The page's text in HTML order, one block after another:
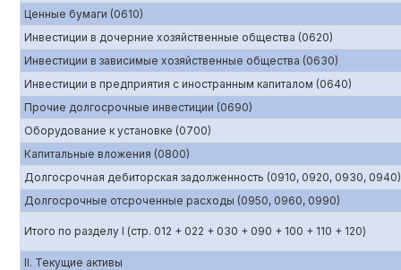
Ценные бумаги (0610)
Инвестиции в дочерние хозяйственные общества (0620)
Инвестиции в зависимые хозяйственные общества (0630)
Инвестиции в предприятия с иностранным капиталом (0640)
Прочие долгосрочные инвестиции (0690)
Оборудование к установке (0700)
Капитальные вложения (0800)
Долгосрочная дебиторская задолженность (0910, 0920, 0930, 0940)
Долгосрочные отсроченные расходы (0950, 0960, 0990)
Итого по разделу I (стр. 012 + 022 + 030 + 090 + 100 + 110 + 120)
II. Текущие активы